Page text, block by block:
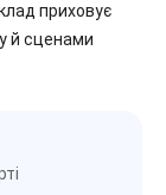
приховує
й сценами